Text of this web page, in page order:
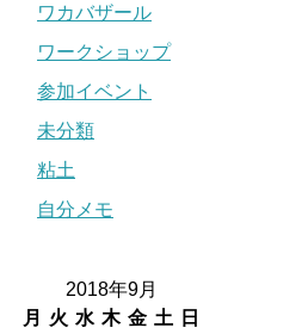
ワカバザール
ワークショップ
参加イベント
未分類
粘土
自分メモ
2018年9月
月
火 水 木 金 土 日